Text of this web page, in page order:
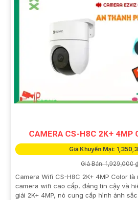
CAMERA CS-H8C 2K+ 4MP
Giá Khuyến Mại:
Giá Bán: 1,929,000 ₫
Camera Wifi CS-H8C 2K+ 4MP Color là
camera wifi cao cấp, đáng tin cậy và
giải 2K+ 4MP, nó cung cấp hình ảnh